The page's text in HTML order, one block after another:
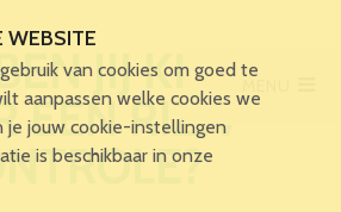
JIJ KLAAR
EEN RIZIV-
Main Menu
WEBSITE
van cookies om goed te
aanpassen welke cookies we
je jouw cookie-instellingen
is beschikbaar in onze